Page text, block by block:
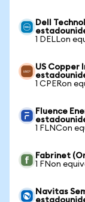
Dell
1 DELLon
US Copper
1 CPERon
Fluence
1 FLNCon
Fabrinet
1 FNon
Navitas